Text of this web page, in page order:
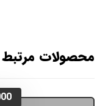
محصولات مرتبط